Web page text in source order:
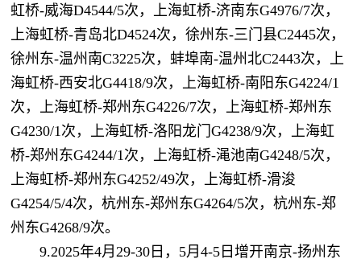
虹桥-威海D4544/5次，上海虹桥-济南东G4976/7次，
上海虹桥-青岛北D4524次，徐州东-三门县C2445次，
徐州东-温州南C3225次，蚌埠南-温州北C2443次，上
海虹桥-西安北G4418/9次，上海虹桥-南阳东G4224/1
次，上海虹桥-郑州东G4226/7次，上海虹桥-郑州东
G4230/1次，上海虹桥-洛阳龙门G4238/9次，上海虹
桥-郑州东G4244/1次，上海虹桥-渑池南G4248/5次，
上海虹桥-郑州东G4252/49次，上海虹桥-滑浚
G4254/5/4次，杭州东-郑州东G4264/5次，杭州东-郑
州东G4268/9次。
9.2025年4月29-30日，5月4-5日增开南京-扬州东